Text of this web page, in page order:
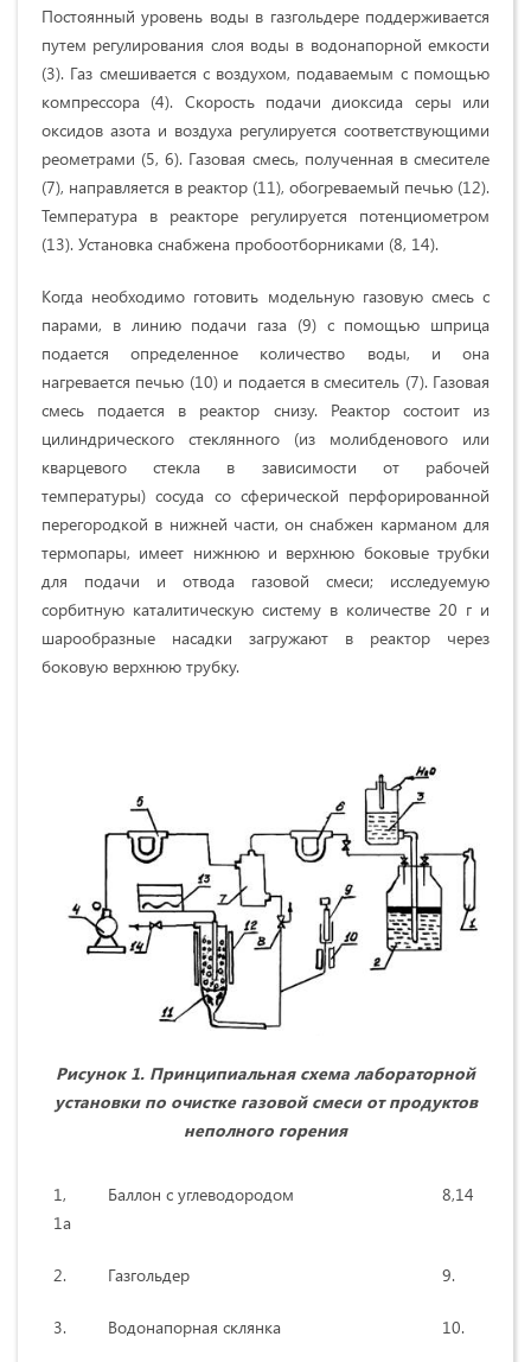
Постоянный уровень воды в газгольдере поддерживается
путем регулирования слоя воды в водонапорной емкости
(3). Газ смешивается с воздухом, подаваемым с помощью
компрессора (4). Скорость подачи диоксида серы или
оксидов азота и воздуха регулируется соответствующими
реометрами (5, 6). Газовая смесь, полученная в смесителе
(7), направляется в реактор (11), обогреваемый печью (12).
Температура в реакторе регулируется потенциометром
(13). Установка снабжена пробоотборниками (8, 14).
Когда необходимо готовить модельную газовую смесь с
парами, в линию подачи газа (9) с помощью шприца
подается определенное количество воды, и она
нагревается печью (10) и подается в смеситель (7). Газовая
смесь подается в реактор снизу. Реактор состоит из
цилиндрического стеклянного (из молибденового или
кварцевого стекла в зависимости от рабочей
температуры) сосуда со сферической перфорированной
перегородкой в нижней части, он снабжен карманом для
термопары, имеет нижнюю и верхнюю боковые трубки
для подачи и отвода газовой смеси; исследуемую
сорбитную каталитическую систему в количестве 20 г и
шарообразные насадки загружают в реактор через
боковую верхнюю трубку.
Рисунок 1. Принципиальная схема лабораторной
установки по очистке газовой смеси от продуктов
неполного горения
1,
1а
Баллон с углеводородом 8,14
2. Газгольдер 9.
3. Водонапорная склянка 10.